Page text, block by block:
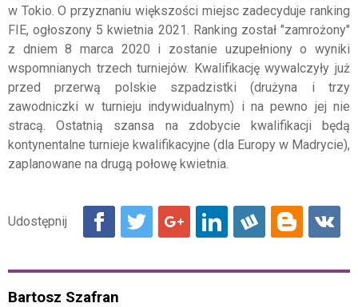
w Tokio. O przyznaniu większości miejsc zadecyduje ranking
FIE, ogłoszony 5 kwietnia 2021. Ranking został "zamrożony"
z dniem 8 marca 2020 i zostanie uzupełniony o wyniki
wspomnianych trzech turniejów. Kwalifikację wywalczyły już
przed przerwą polskie szpadzistki (drużyna i trzy
zawodniczki w turnieju indywidualnym) i na pewno jej nie
stracą. Ostatnią szansa na zdobycie kwalifikacji będą
kontynentalne turnieje kwalifikacyjne (dla Europy w Madrycie),
zaplanowane na drugą połowę kwietnia.
Bartosz Szafran